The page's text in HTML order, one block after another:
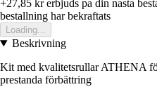
+27,85 krerbjuds pa din nasta
bestallning har bekraftats
Loading...
Beskrivning
Kit med kvalitetsrullar ATHENA
prestanda förbättring